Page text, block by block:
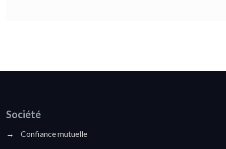
Société
→
Confiance mutuelle